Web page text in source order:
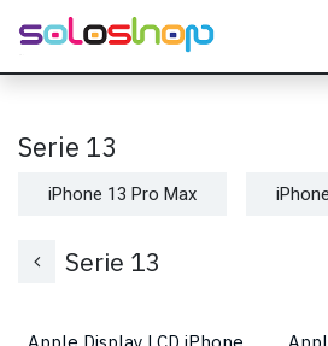
Passa al contenuto
Serie 13
iPhone 13 Pro Max
Serie 13